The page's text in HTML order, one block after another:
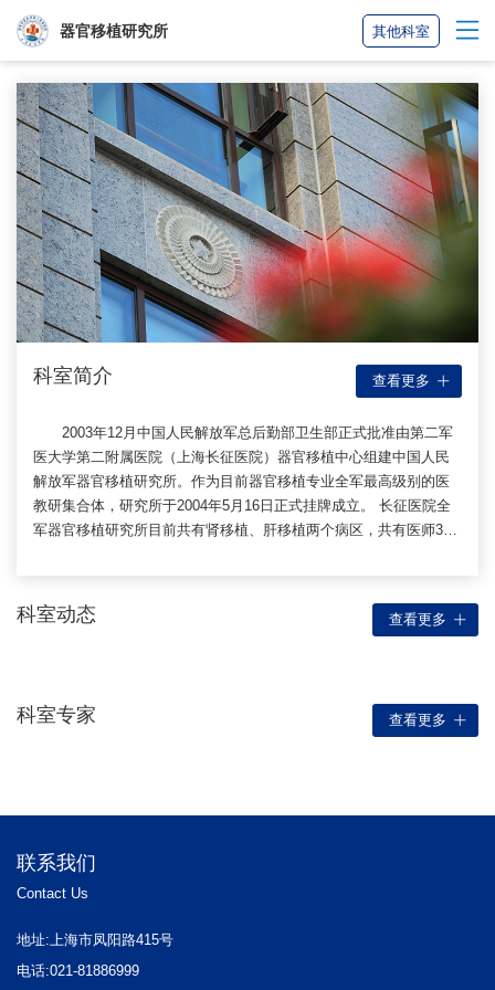
器官移植研究所 其他科室
科室简介 查看更多
2003年12月中国人民解放军总后勤部卫生部正式批准由第二军
医大学第二附属医院（上海长征医院）器官移植中心组建中国人民
解放军器官移植研究所。作为目前器官移植专业全军最高级别的医
教研集合体，研究所于2004年5月16日正式挂牌成立。 长征医院全
军器官移植研究所目前共有肾移植、肝移植两个病区，共有医师30
移植免疫实验室、移植病理实验室、器官保存实验室、药物浓度监
测室、组织配型室以及动物实验室。
科室动态 查看更多
科室专家 查看更多
联系我们
Contact Us
地址:上海市凤阳路415号
电话:021-81886999